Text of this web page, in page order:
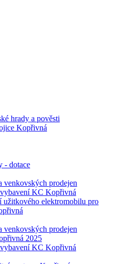
hrady a pověsti
Kopřivná
- dotace
venkovských prodejen
KC Kopřivná
užitkového elektromobilu pro
venkovských prodejen
2025
KC Kopřivná